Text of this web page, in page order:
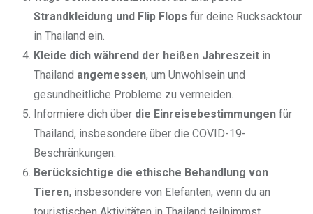
Strandkleidung und Flip Flops für deine Rucksacktour
in Thailand ein.
Kleide dich während der heißen Jahreszeit in
Thailand angemessen, um Unwohlsein und
gesundheitliche Probleme zu vermeiden.
Informiere dich über die Einreisebestimmungen für
Thailand, insbesondere über die COVID-19-
Beschränkungen.
Berücksichtige die ethische Behandlung von
Tieren, insbesondere von Elefanten, wenn du an
touristischen Aktivitäten in Thailand teilnimmst.